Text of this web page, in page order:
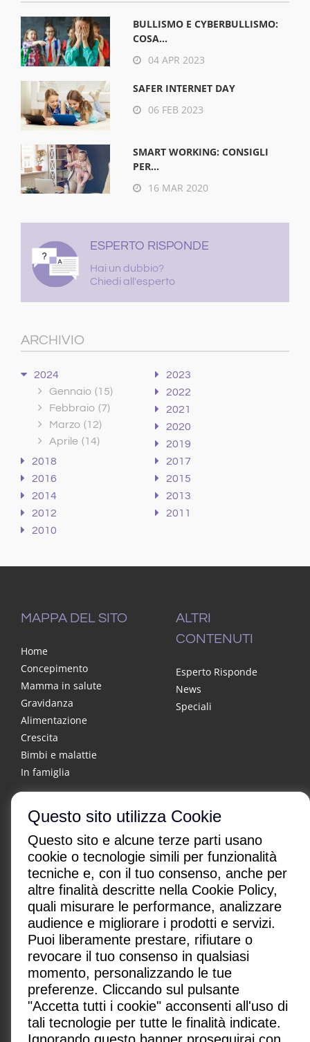
Questo sito utilizza Cookie
Questo sito e alcune terze parti usano
cookie o tecnologie simili per funzionalità
tecniche e, con il tuo consenso, anche per
altre finalità descritte nella Cookie Policy,
quali misurare le performance, analizzare
audience e migliorare i prodotti e servizi.
Puoi liberamente prestare, rifiutare o
revocare il tuo consenso in qualsiasi
momento, personalizzando le tue
preferenze. Cliccando sul pulsante
"Accetta tutti i cookie" acconsenti all'uso di
tali tecnologie per tutte le finalità indicate.
BULLISMO E CYBERBULLISMO:
COSA...
04 APR 2023
SAFER INTERNET DAY
06 FEB 2023
SMART WORKING: CONSIGLI
PER...
16 MAR 2020
ESPERTO RISPONDE
Hai un dubbio?
Chiedi all'esperto
ARCHIVIO
2024
Gennaio (15)
Febbraio (7)
Marzo (12)
Aprile (14)
2023
2022
2021
2020
2019
2018
2017
2016
2015
2014
2013
2012
2011
2010
MAPPA DEL SITO
Home
Concepimento
Mamma in salute
Gravidanza
Alimentazione
Crescita
Bimbi e malattie
In famiglia
ALTRI
CONTENUTI
Esperto Risponde
News
Speciali
CHI SONO| CONTATTI|
Condizioni di utilizzo Policy Privacy |
Advertising
Gestione cookie
Paginemediche s.r.l. SB
Via San Leonardo 26, 84131 Salerno, Italia
P.IVA: IT05418080650
redazione@paginemediche.it